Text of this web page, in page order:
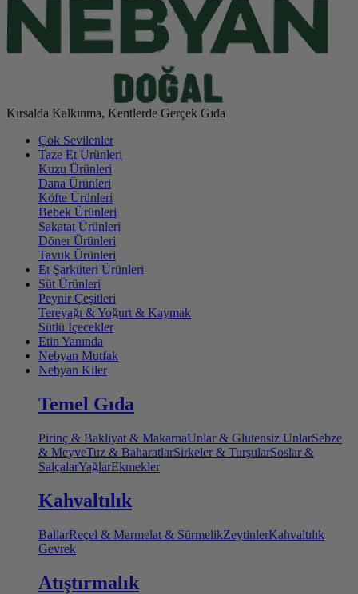
Kırsalda Kalkınma, Kentlerde Gerçek Gıda
Çok Sevilenler
Taze Et Ürünleri
Kuzu Ürünleri
Dana Ürünleri
Köfte Ürünleri
Bebek Ürünleri
Sakatat Ürünleri
Döner Ürünleri
Tavuk Ürünleri
Et Şarküteri Ürünleri
Süt Ürünleri
Peynir Çeşitleri
Tereyağı & Yoğurt & Kaymak
Sütlü İçecekler
Etin Yanında
Nebyan Mutfak
Nebyan Kiler
Temel Gıda
Pirinç & Bakliyat & MakarnaUnlar & Glutensiz UnlarSebze
& MeyveTuz & BaharatlarSirkeler & TurşularSoslar &
SalçalarYağlarEkmekler
Kahvaltılık
BallarReçel & Marmelat & SürmelikZeytinlerKahvaltılık
Gevrek
Atıştırmalık